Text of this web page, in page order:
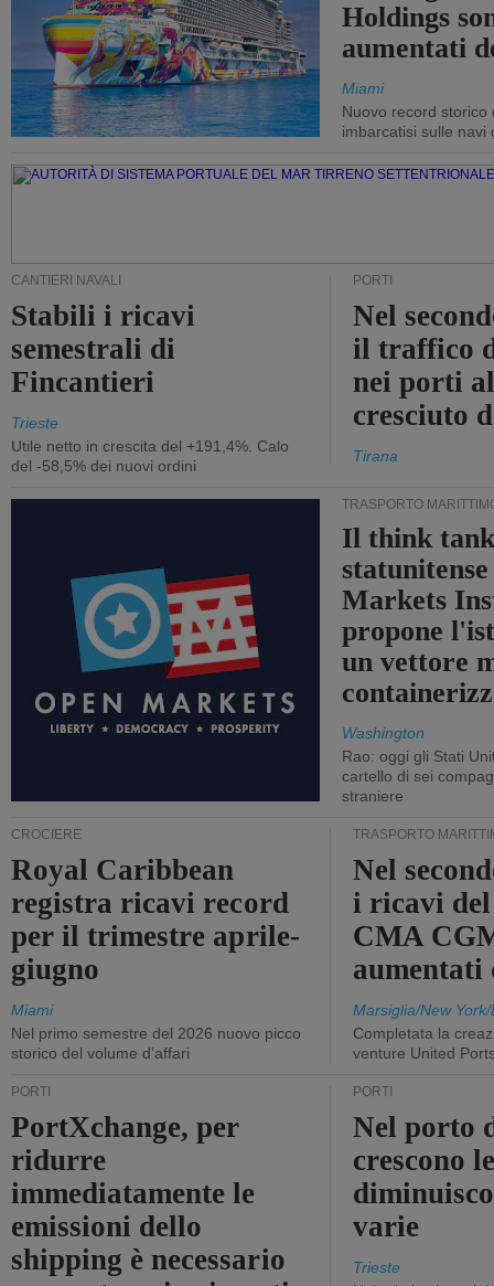
Holdings
aumentati
Miami
Nuovo record storico
imbarcatisi sulle navi
CANTIERI NAVALI
Stabili i ricavi
semestrali di
Fincantieri
Trieste
Utile netto in crescita del +191,4%. Calo
del -58,5% dei nuovi ordini
PORTI
Nel
il traffico
nei porti
cresciuto
Tirana
TRASPORTO
Il think
Markets
propone
un vettore
Washington
Rao: oggi gli Stati
cartello di sei
straniere
CROCIERE
Royal Caribbean
registra ricavi record
per il trimestre aprile-
giugno
Miami
Nel primo semestre del 2026 nuovo picco
storico del volume d'affari
TRASPORTO
Nel
i ricavi
CMA
aumentati
Marsiglia/New
Completata la
venture United
PORTI
PortXchange, per
ridurre
immediatamente le
emissioni dello
shipping è necessario
PORTI
Nel porto
crescono
varie
Trieste